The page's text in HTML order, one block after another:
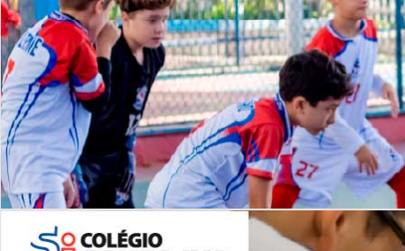
Desafios | Saiba mais
NOSSOCANAL